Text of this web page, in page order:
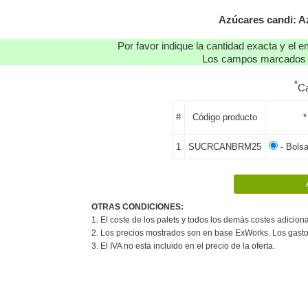
Azúcares candi:
Por favor indique la cantidad exacta y el
Los campos
*
# Código producto
1 SUCRCANBRM25 -
OTRAS CONDICIONES:
1. El coste de los palets y todos los demás costes
2. Los precios mostrados son en base ExWorks. Los
3. El IVA no está incluido en el precio de la oferta.